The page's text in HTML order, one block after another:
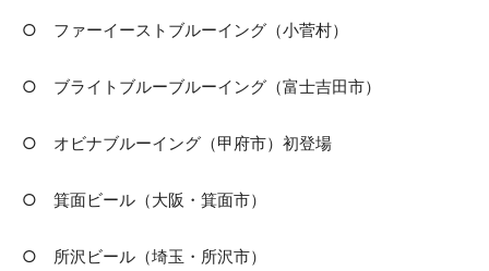
○ ファーイーストブルーイング（小菅村）
○ ブライトブルーブルーイング（富士吉田市）
○ オビナブルーイング（甲府市）初登場
○ 箕面ビール（大阪・箕面市）
○ 所沢ビール（埼玉・所沢市）